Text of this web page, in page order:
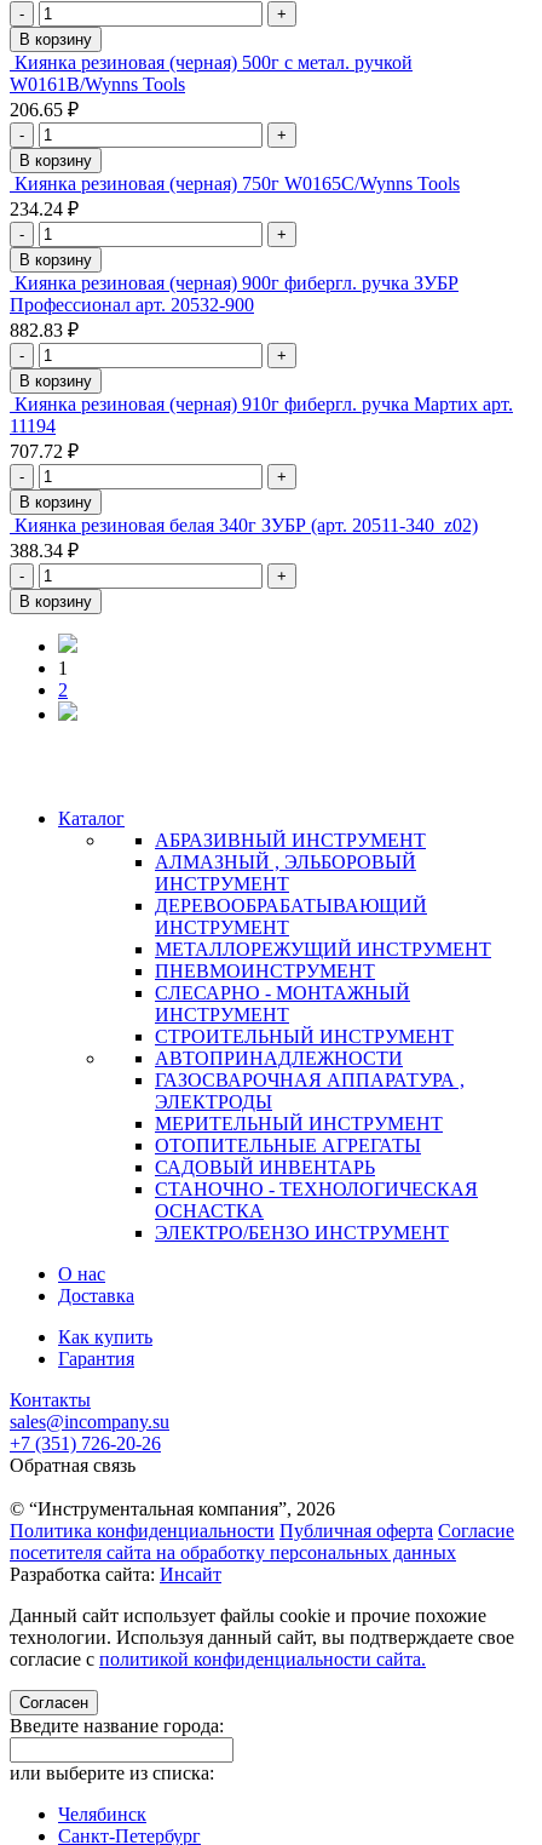
-
+
В корзину
Киянка резиновая (черная) 500г с метал. ручкой
W0161B/Wynns Tools
206.65 ₽
-
+
В корзину
Киянка резиновая (черная) 750г W0165C/Wynns Tools
234.24 ₽
-
+
В корзину
Киянка резиновая (черная) 900г фибергл. ручка ЗУБР
Профессионал арт. 20532-900
882.83 ₽
-
+
В корзину
Киянка резиновая (черная) 910г фибергл. ручка Мартих арт.
11194
707.72 ₽
-
+
В корзину
Киянка резиновая белая 340г ЗУБР (арт. 20511-340_z02)
388.34 ₽
-
+
В корзину
1
2
Каталог
АБРАЗИВНЫЙ ИНСТРУМЕНТ
АЛМАЗНЫЙ , ЭЛЬБОРОВЫЙ
ИНСТРУМЕНТ
ДЕРЕВООБРАБАТЫВАЮЩИЙ
ИНСТРУМЕНТ
МЕТАЛЛОРЕЖУЩИЙ ИНСТРУМЕНТ
ПНЕВМОИНСТРУМЕНТ
СЛЕСАРНО - МОНТАЖНЫЙ
ИНСТРУМЕНТ
СТРОИТЕЛЬНЫЙ ИНСТРУМЕНТ
АВТОПРИНАДЛЕЖНОСТИ
ГАЗОСВАРОЧНАЯ АППАРАТУРА ,
ЭЛЕКТРОДЫ
МЕРИТЕЛЬНЫЙ ИНСТРУМЕНТ
ОТОПИТЕЛЬНЫЕ АГРЕГАТЫ
САДОВЫЙ ИНВЕНТАРЬ
СТАНОЧНО - ТЕХНОЛОГИЧЕСКАЯ
ОСНАСТКА
ЭЛЕКТРО/БЕНЗО ИНСТРУМЕНТ
О нас
Доставка
Как купить
Гарантия
Контакты
sales@incompany.su
+7 (351) 726-20-26
Обратная связь
© “Инструментальная компания”, 2026
Политика конфиденциальности Публичная оферта Согласие
посетителя сайта на обработку персональных данных
Разработка сайта: Инсайт
Данный сайт использует файлы cookie и прочие похожие
технологии. Используя данный сайт, вы подтверждаете свое
согласие с политикой конфиденциальности сайта.
Согласен
Введите название города:
или выберите из списка:
Челябинск
Санкт-Петербург